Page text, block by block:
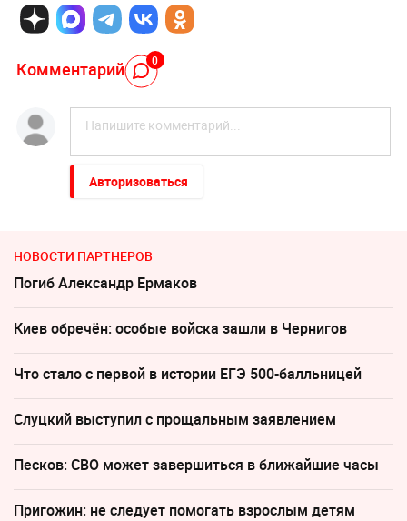
Комментарий 0
Авторизоваться
НОВОСТИ ПАРТНЕРОВ
Погиб Александр Ермаков
Киев обречён: особые войска зашли в Чернигов
Что стало с первой в истории ЕГЭ 500-балльницей
Слуцкий выступил с прощальным заявлением
Песков: СВО может завершиться в ближайшие часы
Пригожин: не следует помогать взрослым детям